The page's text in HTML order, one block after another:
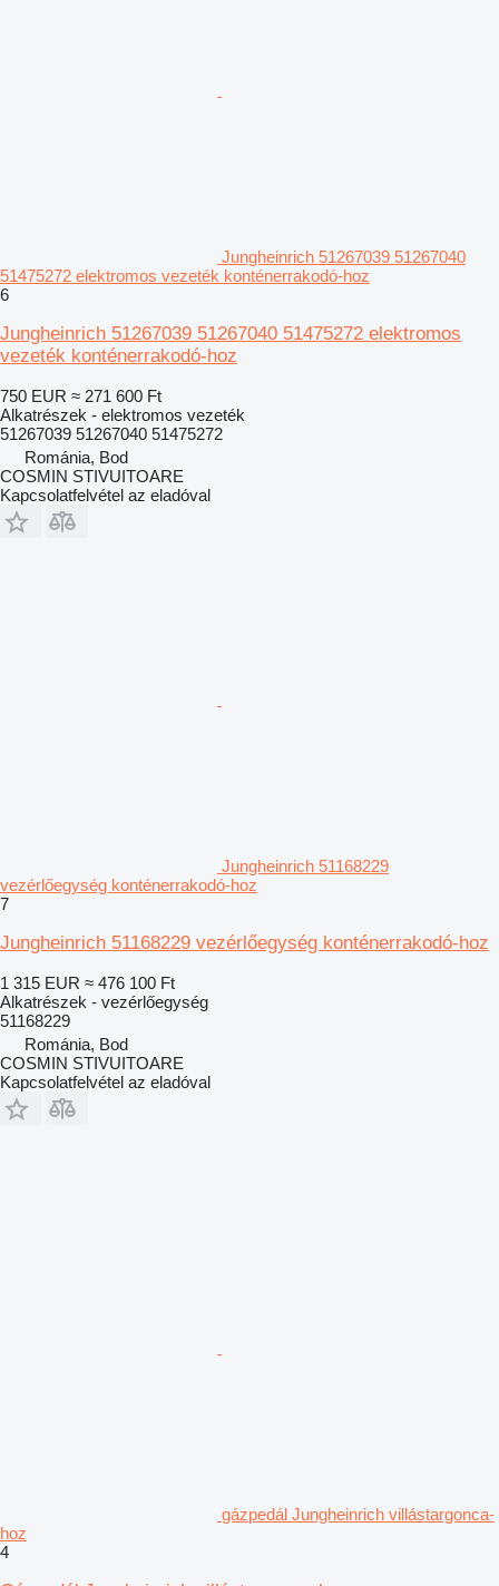
Jungheinrich 51267039 51267040
51475272 elektromos vezeték konténerrakodó-hoz
6
Jungheinrich 51267039 51267040 51475272 elektromos
vezeték konténerrakodó-hoz
750 EUR ≈ 271 600 Ft
Alkatrészek - elektromos vezeték
51267039 51267040 51475272
Románia, Bod
COSMIN STIVUITOARE
Kapcsolatfelvétel az eladóval
Jungheinrich 51168229
vezérlőegység konténerrakodó-hoz
7
Jungheinrich 51168229 vezérlőegység konténerrakodó-hoz
1 315 EUR ≈ 476 100 Ft
Alkatrészek - vezérlőegység
51168229
Románia, Bod
COSMIN STIVUITOARE
Kapcsolatfelvétel az eladóval
gázpedál Jungheinrich villástargonca-
hoz
4